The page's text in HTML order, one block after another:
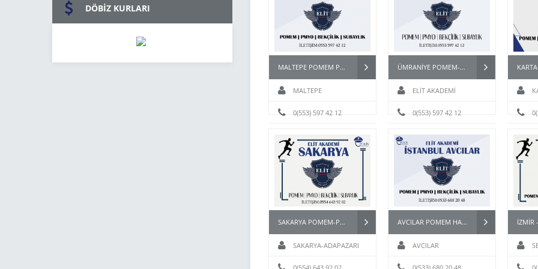
MERSİN POMEM-PAEM-PMYO-PÖH- ANTALYA POMEM ÖZEL HAREKAT
DÖBİZ KURLARI
MALTEPE POMEM PARKURU
MALTEPE
0(553) 597 42 12
ÜMRANİYE POMEM-BEKÇİ-PMYO-PÖH-PARKUR HAZIRLIK KURSU
ELİT AKADEMİ
0(553) 597 42 12
SAKARYA POMEM-PAEM-PMYO-PÖH- HAZIRLIK KURSU
SAKARYA-ADAPAZARI
AVCILAR POMEM HAZIRLIK
AVCILAR